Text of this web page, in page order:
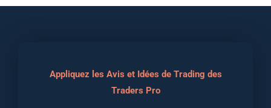
Appliquez les Avis et Idées de Trading des
Traders Pro